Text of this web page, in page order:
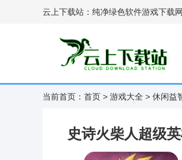
云上下载站：纯净绿色软件游戏下载
当前首页： 首页 > 游戏大全 > 休闲益
史诗火柴人超级